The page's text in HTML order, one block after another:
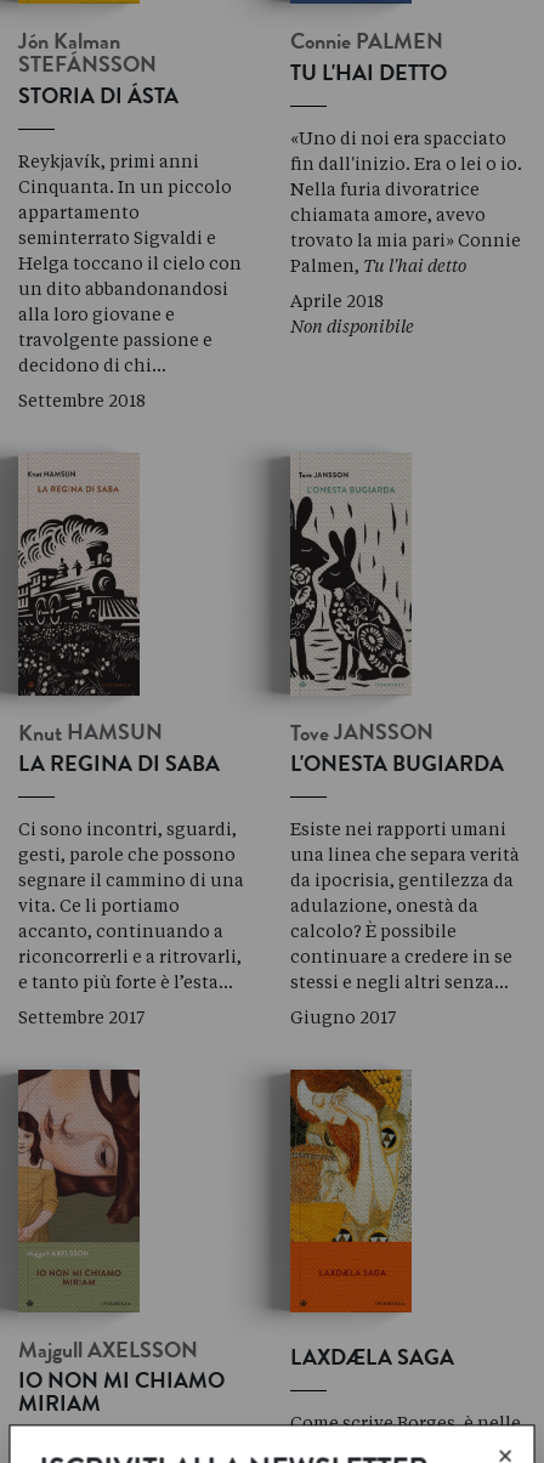
Jón Kalman
STEFÁNSSON
STORIA DI ÁSTA
Reykjavík, primi anni
Cinquanta. In un piccolo
appartamento
seminterrato Sigvaldi e
Helga toccano il cielo con
un dito abbandonandosi
alla loro giovane e
travolgente passione e
decidono di chi…
Settembre 2018
Connie PALMEN
TU L'HAI DETTO
«Uno di noi era spacciato
fin dall'inizio. Era o lei o io.
Nella furia divoratrice
chiamata amore, avevo
trovato la mia pari» Connie
Palmen, Tu l'hai detto
Aprile 2018
Non disponibile
Knut HAMSUN
LA REGINA DI SABA
Ci sono incontri, sguardi,
gesti, parole che possono
segnare il cammino di una
vita. Ce li portiamo
accanto, continuando a
riconcorrerli e a ritrovarli,
e tanto più forte è l’esta…
Settembre 2017
Tove JANSSON
L'ONESTA BUGIARDA
Esiste nei rapporti umani
una linea che separa verità
da ipocrisia, gentilezza da
adulazione, onestà da
calcolo? È possibile
continuare a credere in se
stessi e negli altri senza…
Giugno 2017
Majgull AXELSSON
IO NON MI CHIAMO
MIRIAM
LAXDÆLA SAGA
Come scrive Borges, è nelle
saghe islandesi che nasce